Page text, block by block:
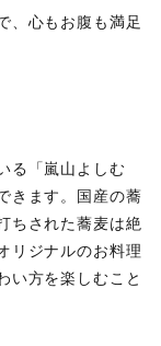
、心もお腹も満足
る「嵐山よしむ
きます。国産の蕎
ちされた蕎麦は絶
リジナルのお料理
い方を楽しむこと